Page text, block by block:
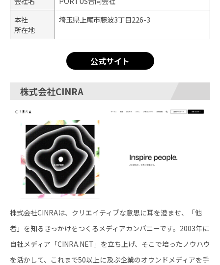
本社
所在地
埼玉県上尾市藤波3丁目226-3
公式サイト
株式会社CINRA
株式会社CINRAは、クリエイティブな意思に耳を澄ませ、「他
者」を知るきっかけをつくるメディアカンパニーです。2003年に
自社メディア「CINRA.NET」を立ち上げ、そこで培ったノウハウ
を活かして、これまで50以上に及ぶ企業のオウンドメディアを手